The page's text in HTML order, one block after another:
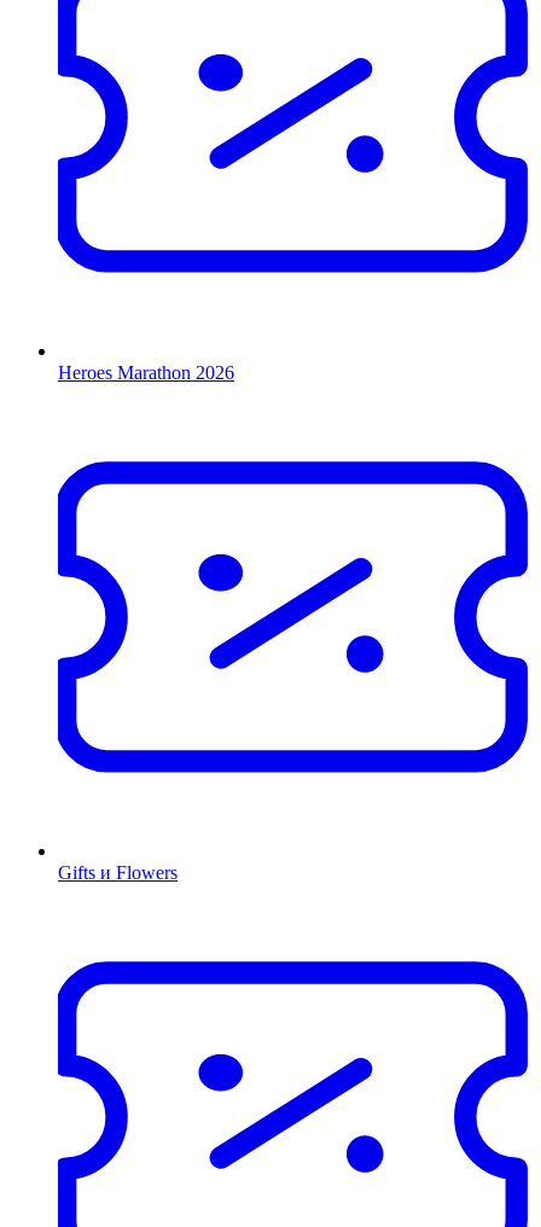
Heroes Marathon 2026
Gifts и Flowers